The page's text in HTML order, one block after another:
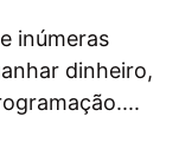
inúmeras
dinheiro,